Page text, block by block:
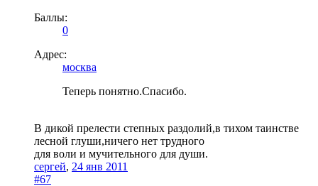
Баллы:
0
Адрес:
москва
Теперь понятно.Спасибо.
В дикой прелести степных раздолий,в тихом таинстве
лесной глуши,ничего нет трудного
для воли и мучительного для души.
сергей, 24 янв 2011
#67